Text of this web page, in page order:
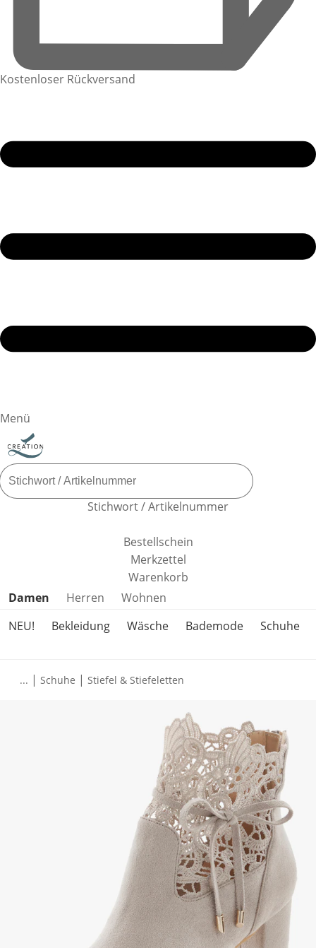
Kostenloser Rückversand
Menü
Stichwort / Artikelnummer
Bestellschein
Merkzettel
Warenkorb
Produktkategorien überspringen
Damen Herren
Wohnen
NEU!
Bekleidung Wäsche Bademode Schuhe
... | Schuhe | Stiefel & Stiefeletten